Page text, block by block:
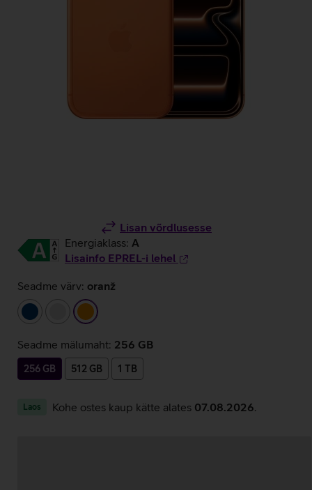
Lisan võrdlusesse
Energiaklass: A
Lisainfo EPREL-i lehel
Seadme värv: oranž
tumesininehõbedane
oranž
Seadme mälumaht: 256 GB
256 GB 512 GB 1 TB
Laos Kohe ostes kaup kätte alates 07.08.2026